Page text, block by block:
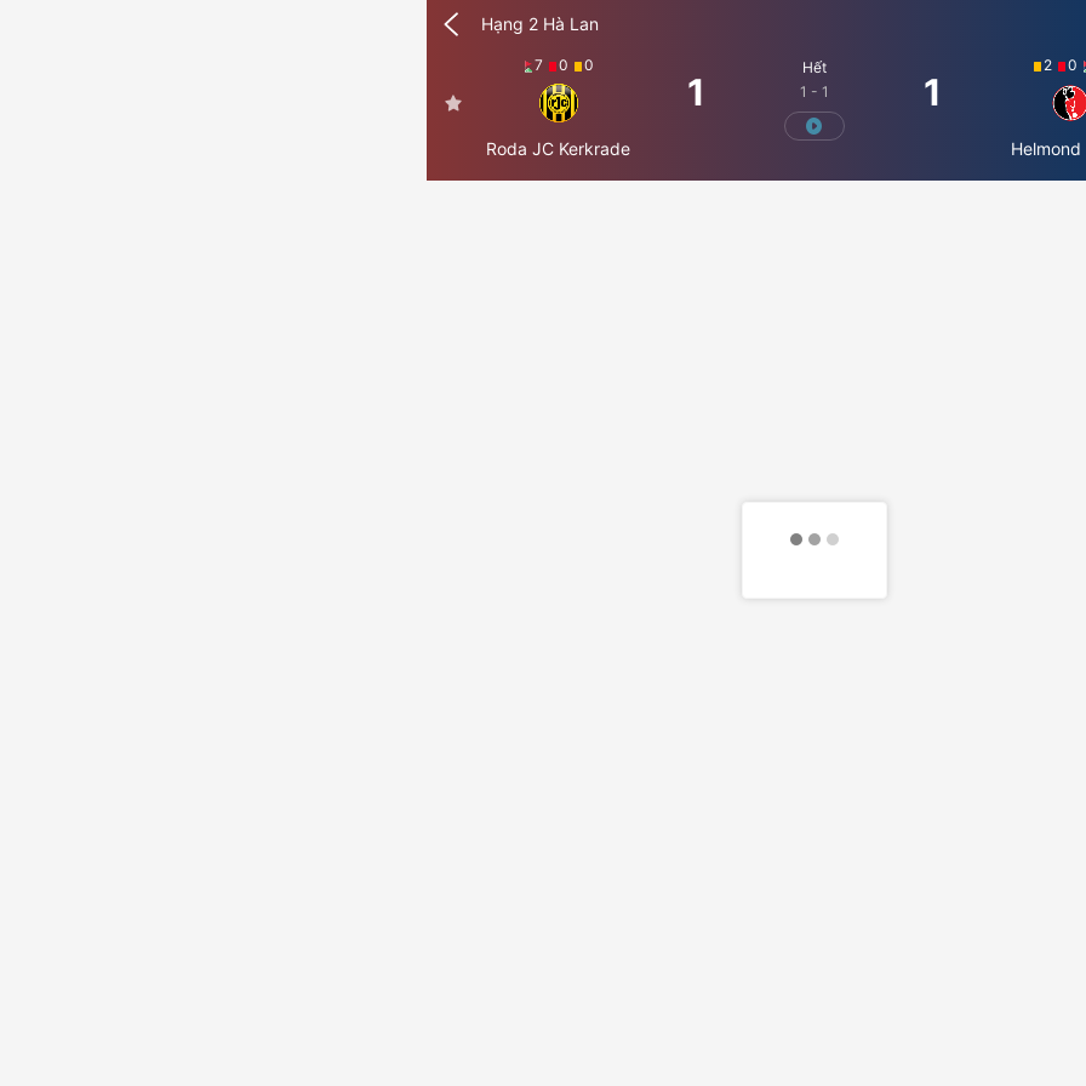
Hạng 2 Hà Lan
7 0 0
Roda JC Kerkrade
1 1
Hết
1 - 1
2 0